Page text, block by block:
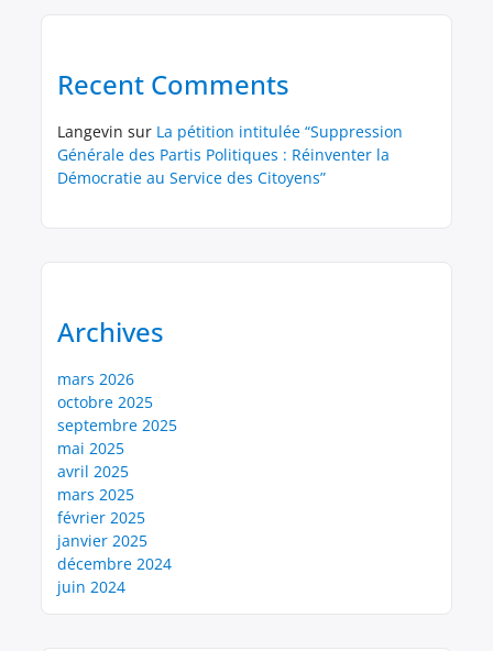
Recent Comments
Langevin sur La pétition intitulée “Suppression
Générale des Partis Politiques : Réinventer la
Démocratie au Service des Citoyens”
Archives
mars 2026
octobre 2025
septembre 2025
mai 2025
avril 2025
mars 2025
février 2025
janvier 2025
décembre 2024
juin 2024